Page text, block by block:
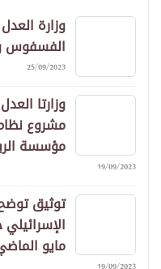
وزارة العدل
الفسفوس
25/09/2023
وزارتا العدل
مشروع نظام
مؤسسة
19/09/2023
توثيق توضح
مايو الماضي